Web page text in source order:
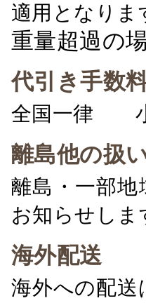
適用となりま
重量超過の
代引き手数
全国一律
離島他の扱
離島・一部
お知らせしま
海外配送
海外への配送